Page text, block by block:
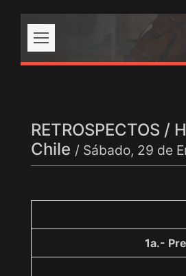
RETROSPECTOS /
Chile / Sábado, 29 de
1a.-